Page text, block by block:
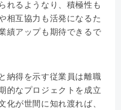
れるようなり、積極性も
相互協力も活発になるた
績アップも期待できるで
納得を示す従業員は離職
的なプロジェクトを成立
化が世間に知れ渡れば、